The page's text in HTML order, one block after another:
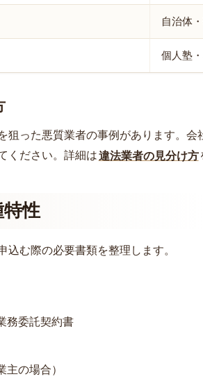
自治体
個人塾
狙った悪質業者の事例があります。
ください。詳細は違法業者の見分け方
特性
込む際の必要書類を整理します。
務委託契約書
の場合）